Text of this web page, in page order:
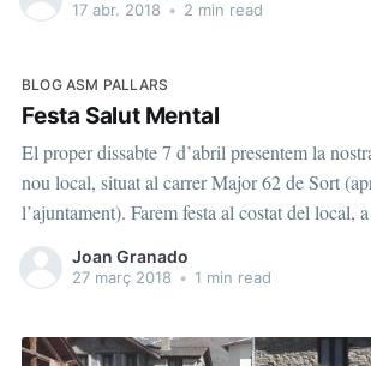
17 abr. 2018 • 2 min read
BLOG ASM PALLARS
Festa Salut Mental
El proper dissabte 7 d’abril presentem la
nou local, situat al carrer Major 62 de Sort
l’ajuntament). Farem festa al costat del local,
Eloi. Farem un còctel (sense alcohol) i haurà
La setmana prèvia, de
Joan Granado
27 març 2018 • 1 min read